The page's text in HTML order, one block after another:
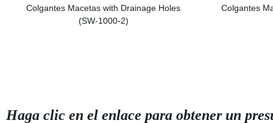
Haga clic en el enlace para obtener un